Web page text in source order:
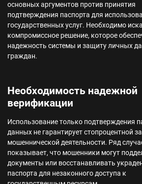
основных аргументов против принятия
подтверждения паспорта для
государственных услуг. Необходимо
компромиссное решение, которое
надежность системы и защиту личных
граждан.
Необходимость надежной
верификации
Использование только подтверждения
данных не гарантирует стопроцентной
мошеннической деятельности. Ряд
показывает, что мошенники могут
документы или восстанавливать
паспорта для незаконного доступа к